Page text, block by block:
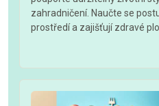
zahradničení. Naučte se
prostředí a zajišťují zdravé